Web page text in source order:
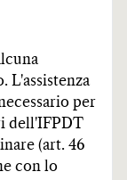
L'assistenza
per
dell'IFPDT
(art. 46
con lo